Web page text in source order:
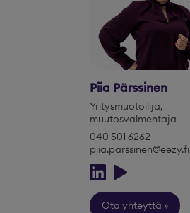
Piia Pärssinen
Yritysmuotoilija,
muutosvalmentaja
040 501 6262
piia.parssinen@eezy.fi
Ota yhteyttä